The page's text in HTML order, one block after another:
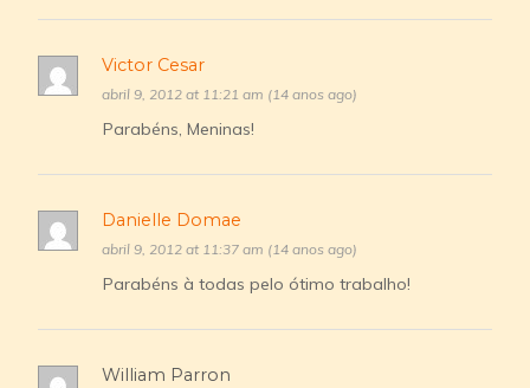
Victor Cesar
abril 9, 2012 at 11:21 am (14 anos ago)
Parabéns, Meninas!
Danielle Domae
abril 9, 2012 at 11:37 am (14 anos ago)
Parabéns à todas pelo ótimo trabalho!
William Parron